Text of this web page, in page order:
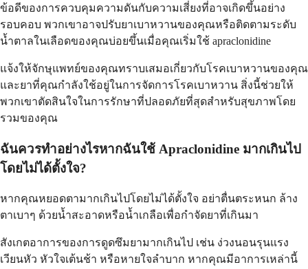
ข้อดีของการควบคุมความดันกับความเสี่ยงที่อาจเกิดขึ้นอย่าง
รอบคอบ พวกเขาอาจปรับยาเบาหวานของคุณหรือติดตามระดับ
น้ำตาลในเลือดของคุณบ่อยขึ้นเมื่อคุณเริ่มใช้ apraclonidine
แจ้งให้จักษุแพทย์ของคุณทราบเสมอเกี่ยวกับโรคเบาหวานของคุณ
และยาที่คุณกำลังใช้อยู่ในการจัดการโรคเบาหวาน สิ่งนี้ช่วยให้
พวกเขาตัดสินใจในการรักษาที่ปลอดภัยที่สุดสำหรับสุขภาพโดย
รวมของคุณ
ฉันควรทำอย่างไรหากฉันใช้ Apraclonidine มากเกินไป
โดยไม่ได้ตั้งใจ?
หากคุณหยอดตามากเกินไปโดยไม่ได้ตั้งใจ อย่าตื่นตระหนก ล้าง
ตาเบาๆ ด้วยน้ำสะอาดหรือน้ำเกลือเพื่อกำจัดยาที่เกินมา
สังเกตอาการของการดูดซึมยามากเกินไป เช่น ง่วงนอนรุนแรง
เวียนหัว หัวใจเต้นช้า หรือหายใจลำบาก หากคุณมีอาการเหล่านี้